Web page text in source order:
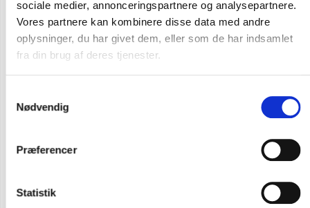
sociale medier, annonceringspartnere og analysepartnere.
Vores partnere kan kombinere disse data med andre
oplysninger, du har givet dem, eller som de har indsamlet
fra din brug af deres tjenester.
Nødvendig
Præferencer
Statistik